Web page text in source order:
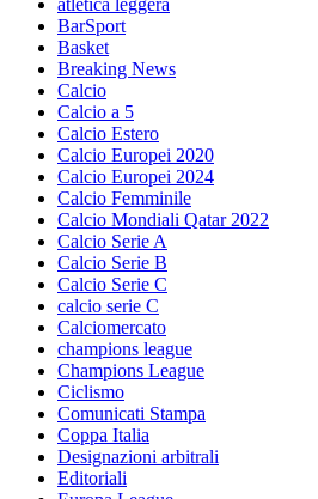
atletica leggera
BarSport
Basket
Breaking News
Calcio
Calcio a 5
Calcio Estero
Calcio Europei 2020
Calcio Europei 2024
Calcio Femminile
Calcio Mondiali Qatar 2022
Calcio Serie A
Calcio Serie B
Calcio Serie C
calcio serie C
Calciomercato
champions league
Champions League
Ciclismo
Comunicati Stampa
Coppa Italia
Designazioni arbitrali
Editoriali